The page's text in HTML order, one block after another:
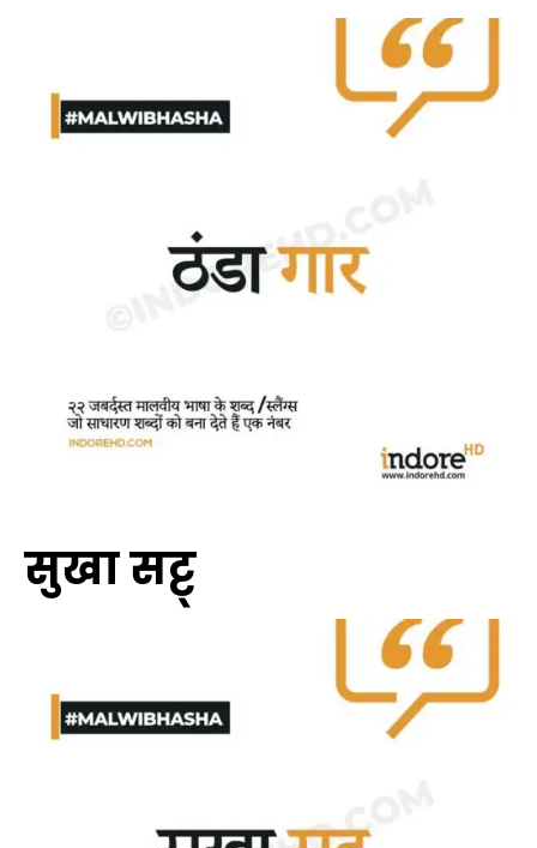
सुखा सट्ट्